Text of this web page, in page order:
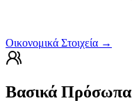
Οικονομικά Στοιχεία →
Βασικά Πρόσωπα